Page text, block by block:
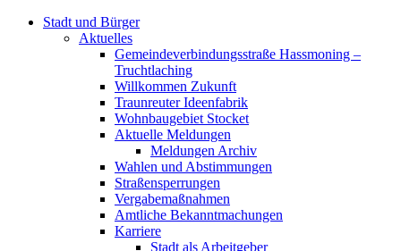
Stadt und Bürger
Aktuelles
Gemeindeverbindungsstraße Hassmoning –
Truchtlaching
Willkommen Zukunft
Traunreuter Ideenfabrik
Wohnbaugebiet Stocket
Aktuelle Meldungen
Meldungen Archiv
Wahlen und Abstimmungen
Straßensperrungen
Vergabemaßnahmen
Amtliche Bekanntmachungen
Karriere
Stadt als Arbeitgeber